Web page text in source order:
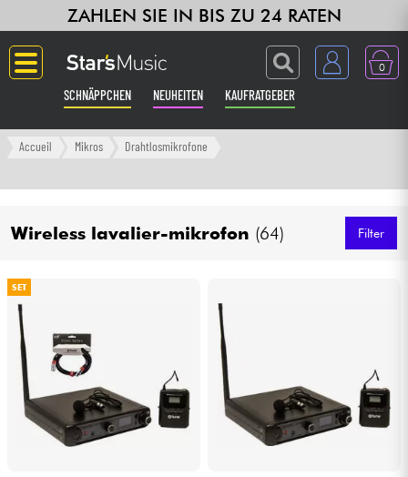
ZAHLEN SIE IN BIS ZU 24 RATEN
0
SCHNÄPPCHEN NEUHEITEN KAUFRATGEBER
Langue
Verstärker & Effekte
Synths & samplers
Studio
Kopfhörer
Accueil Mikros Drahtlosmikrofone
Wireless lavalier-mikrofon (64) Filter
SET